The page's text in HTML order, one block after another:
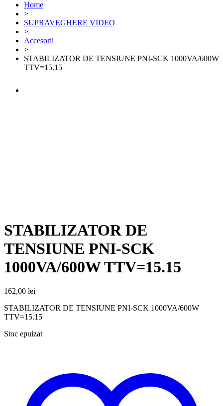
Home
>
SUPRAVEGHERE VIDEO
>
Accesorii
>
STABILIZATOR DE TENSIUNE PNI-SCK 1000VA/600W
TTV=15.15
STABILIZATOR DE
TENSIUNE PNI-SCK
1000VA/600W TTV=15.15
162,00 lei
STABILIZATOR DE TENSIUNE PNI-SCK 1000VA/600W
TTV=15.15
Stoc epuizat